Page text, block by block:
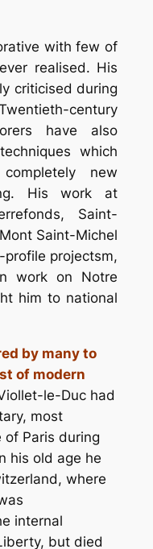
with few of
realised. His
criticised during
century
have also
which
new
His work at
Saint-
Saint-Michel
projectsm,
work on Notre
him to national
by many to
of modern
le-Duc had
most
Paris during
his old age he
where
internal
but died